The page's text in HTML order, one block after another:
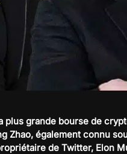
plus grande bourse de
Zhao, également connu
de Twitter, Elon